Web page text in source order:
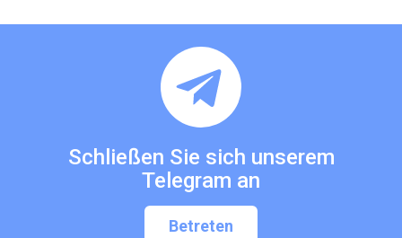
Schließen Sie sich unserem
Telegram an
Betreten